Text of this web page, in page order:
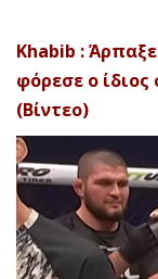
Khabib :
φόρεσε ο
(Βίντεο)